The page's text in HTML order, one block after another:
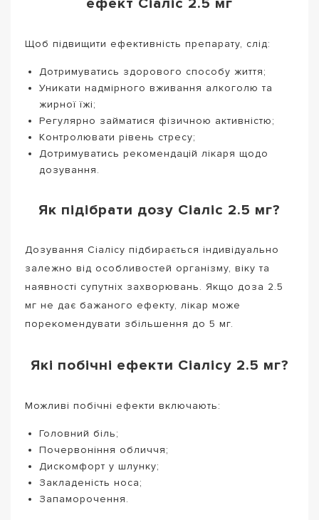
Щоб підвищити ефективність препарату, слід:
Дотримуватись здорового способу життя;
Уникати надмірного вживання алкоголю та
жирної їжі;
Регулярно займатися фізичною активністю;
Контролювати рівень стресу;
Дотримуватись рекомендацій лікаря щодо
дозування.
Як підібрати дозу Сіаліс 2.5 мг?
Дозування Сіалісу підбирається індивідуально
залежно від особливостей організму, віку та
наявності супутніх захворювань. Якщо доза 2.5
мг не дає бажаного ефекту, лікар може
порекомендувати збільшення до 5 мг.
Які побічні ефекти Сіалісу 2.5 мг?
Можливі побічні ефекти включають:
Головний біль;
Почервоніння обличчя;
Дискомфорт у шлунку;
Закладеність носа;
Запаморочення.